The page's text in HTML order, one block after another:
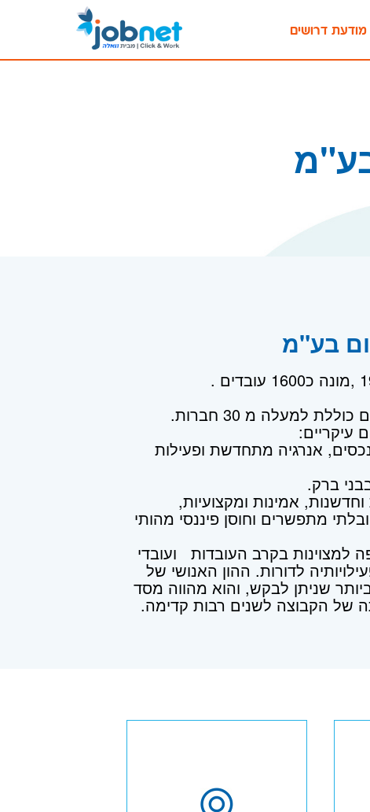
דרושים
בע"מ
למעלה מ 30 חברות.
אנרגיה מתחדשת ופעילות
אמינות ומקצועיות,
מתפשרים וחוסן פיננסי מהותי
בקרב העובדות ועובדי
לדורות. ההון האנושי של
שניתן לבקש, והוא מהווה מסד
של הקבוצה לשנים רבות קדימה.